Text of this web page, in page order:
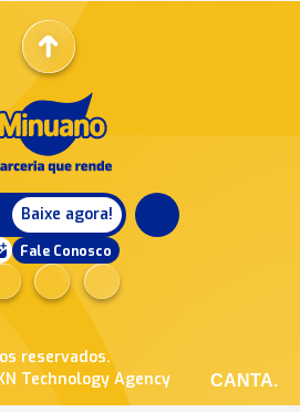
Baixe agora!
Fale Conosco
reservados.
Technology Agency
CANTA.